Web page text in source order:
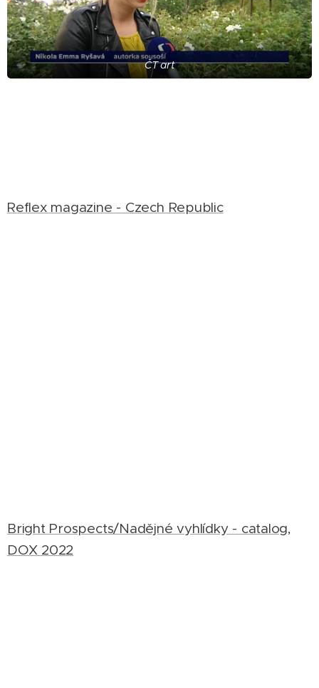
ČT art
Reflex magazine - Czech Republic
Bright Prospects/Nadějné vyhlídky - catalog,
DOX 2022